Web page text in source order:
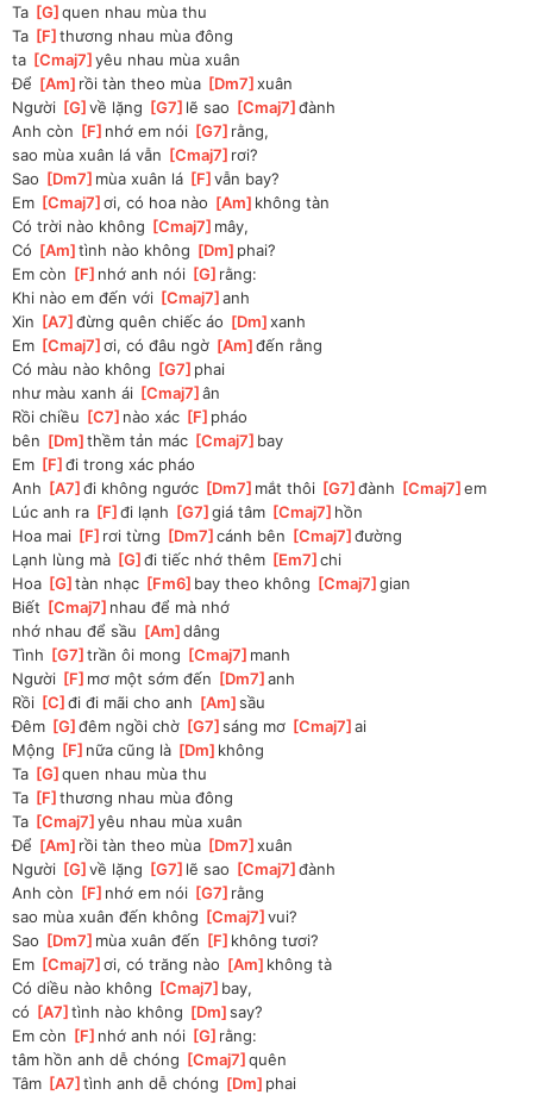
Ta [G ]
quen nhau mùa thu
Ta [F ]thương nhau mùa đông
ta [Cmaj7 ]
yêu nhau mùa xuân
Để [Am ]rồi tàn theo mùa [Dm7 ]
xuân
Người [G ]
về lặng [G7 ]lẽ sao [Cmaj7 ]
đành
Anh còn [F ]nhớ em nói [G7 ]rằng,
sao mùa xuân lá vẫn [Cmaj7 ]rơi?
Sao [Dm7 ]mùa xuân lá [F ]
vẫn bay?
Em [Cmaj7 ]
ơi, có hoa nào [Am ]không tàn
Có trời nào không [Cmaj7 ]mây,
Có [Am ]tình nào không [Dm ]phai?
Em còn [F ]nhớ anh nói [G ]rằng:
Khi nào em đến với [Cmaj7 ]
anh
Xin [A7 ]
đừng quên chiếc áo [Dm ]
xanh
Em [Cmaj7 ]
ơi, có đâu ngờ [Am ]
đến rằng
Có màu nào không [G7 ]phai
như màu xanh ái [Cmaj7 ]
ân
Rồi chiều [C7 ]nào xác [F ]pháo
bên [Dm ]thềm tản mác [Cmaj7 ]bay
Em [F ]
đi trong xác pháo
Anh [A7 ]
đi không ngước [Dm7 ]mắt thôi [G7 ]
đành [Cmaj7 ]
em
Lúc anh ra [F ]
đi lạnh [G7 ]
giá tâm [Cmaj7 ]hồn
Hoa mai [F ]rơi từng [Dm7 ]
cánh bên [Cmaj7 ]
đường
Lạnh lùng mà [G ]
đi tiếc nhớ thêm [Em7 ]
chi
Hoa [G ]tàn nhạc [Fm6 ]bay theo không [Cmaj7 ]
gian
Biết [Cmaj7 ]nhau để mà nhớ
nhớ nhau để sầu [Am ]
dâng
Tình [G7 ]trần ôi mong [Cmaj7 ]manh
Người [F ]mơ một sớm đến [Dm7 ]
anh
Rồi [C ]
đi đi mãi cho anh [Am ]
sầu
Đêm [G ]
đêm ngồi chờ [G7 ]
sáng mơ [Cmaj7 ]
ai
Mộng [F ]nữa cũng là [Dm ]không
Ta [G ]
quen nhau mùa thu
Ta [F ]thương nhau mùa đông
Ta [Cmaj7 ]
yêu nhau mùa xuân
Để [Am ]rồi tàn theo mùa [Dm7 ]
xuân
Người [G ]
về lặng [G7 ]lẽ sao [Cmaj7 ]
đành
Anh còn [F ]nhớ em nói [G7 ]rằng
sao mùa xuân đến không [Cmaj7 ]
vui?
Sao [Dm7 ]mùa xuân đến [F ]không tươi?
Em [Cmaj7 ]
ơi, có trăng nào [Am ]không tà
Có diều nào không [Cmaj7 ]bay,
có [A7 ]tình nào không [Dm ]
say?
Em còn [F ]nhớ anh nói [G ]rằng:
tâm hồn anh dễ chóng [Cmaj7 ]
quên
Tâm [A7 ]tình anh dễ chóng [Dm ]phai